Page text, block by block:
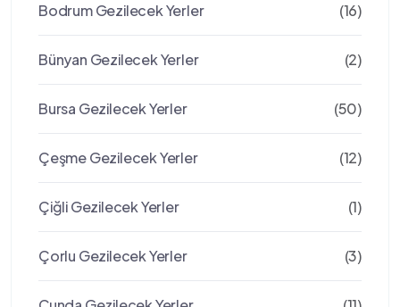
Bodrum Gezilecek Yerler (16)
Bünyan Gezilecek Yerler (2)
Bursa Gezilecek Yerler (50)
Çeşme Gezilecek Yerler (12)
Çiğli Gezilecek Yerler (1)
Çorlu Gezilecek Yerler (3)